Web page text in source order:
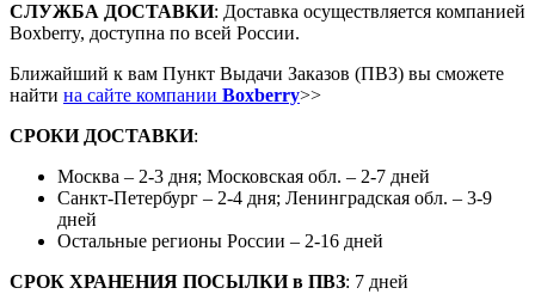
СЛУЖБА ДОСТАВКИ: Доставка осуществляется компанией
Boxberry, доступна по всей России.
Ближайший к вам Пункт Выдачи Заказов (ПВЗ) вы сможете
найти на сайте компании Boxberry>>
СРОКИ ДОСТАВКИ:
Москва – 2-3 дня; Московская обл. – 2-7 дней
Санкт-Петербург – 2-4 дня; Ленинградская обл. – 3-9
дней
Остальные регионы России – 2-16 дней
СРОК ХРАНЕНИЯ ПОСЫЛКИ в ПВЗ: 7 дней